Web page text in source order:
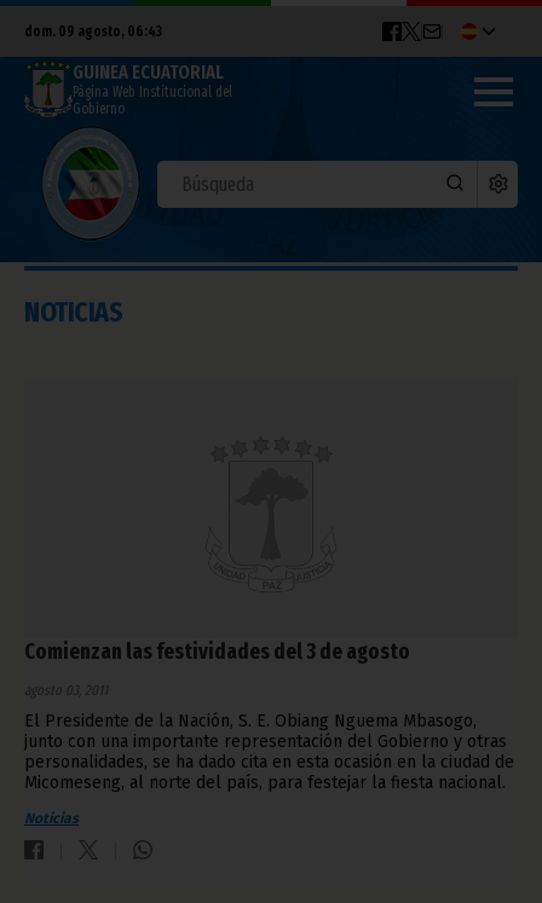
dom. 09 agosto, 06:43
GUINEA ECUATORIAL
Página Web Institucional del
Gobierno
NOTICIAS
Comienzan las festividades del 3 de agosto
agosto 03, 2011
El Presidente de la Nación, S. E. Obiang Nguema Mbasogo,
junto con una importante representación del Gobierno y otras
personalidades, se ha dado cita en esta ocasión en la ciudad de
Micomeseng, al norte del país, para festejar la fiesta nacional.
Noticias